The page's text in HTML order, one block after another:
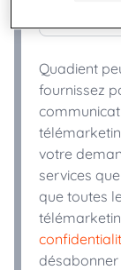
Quadient
fournissez
votre
services
que toutes